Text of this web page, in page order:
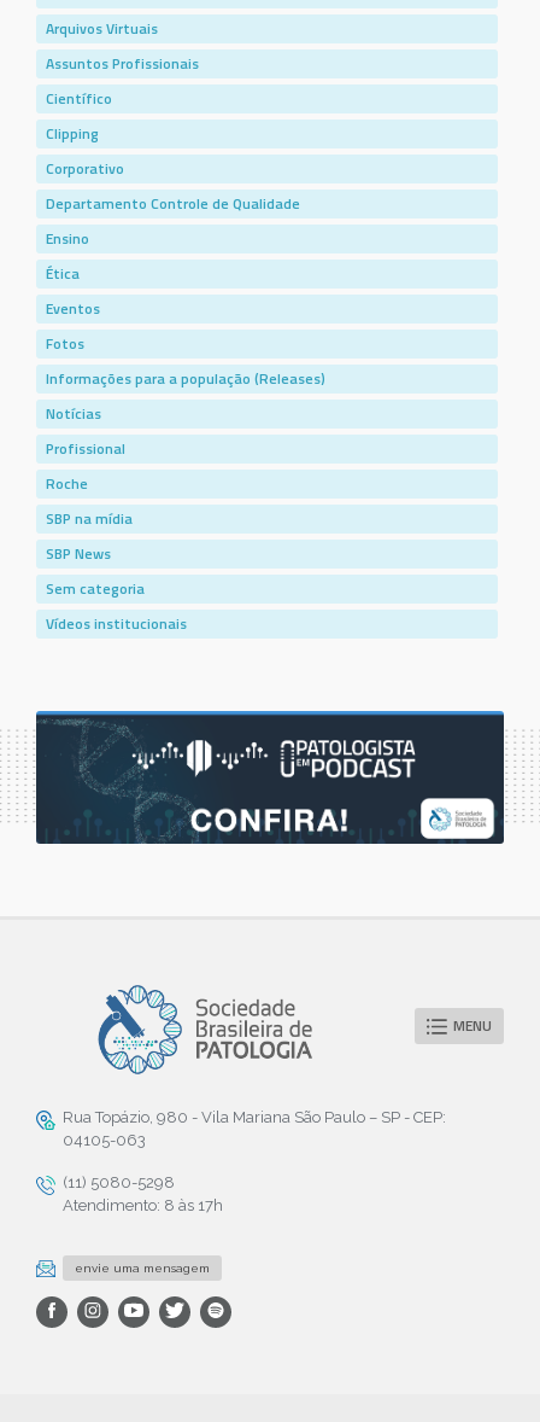
Arquivos Virtuais
Assuntos Profissionais
Científico
Clipping
Corporativo
Departamento Controle de Qualidade
Ensino
Ética
Eventos
Fotos
Informações para a população (Releases)
Notícias
Profissional
Roche
SBP na mídia
SBP News
Sem categoria
Vídeos institucionais
MENU
Rua Topázio, 980 - Vila Mariana São Paulo – SP - CEP:
04105-063
(11) 5080-5298
Atendimento: 8 às 17h
envie uma mensagem